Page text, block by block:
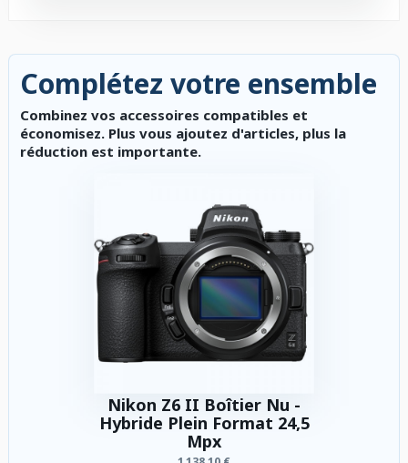
Complétez votre ensemble
Combinez vos accessoires compatibles et
économisez. Plus vous ajoutez d'articles, plus la
réduction est importante.
Nikon Z6 II Boîtier Nu -
Hybride Plein Format 24,5
Mpx